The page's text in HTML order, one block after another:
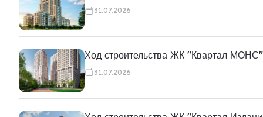
31.07.2026
Ход строительства ЖК "Квартал МОНС"
31.07.2026